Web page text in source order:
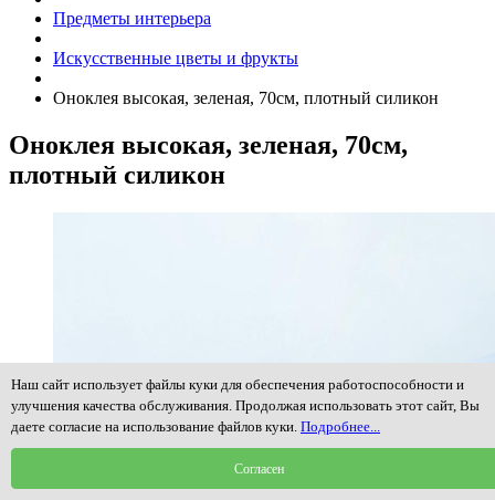
Предметы интерьера
Искусственные цветы и фрукты
Оноклея высокая, зеленая, 70см, плотный силикон
Оноклея высокая, зеленая, 70см,
плотный силикон
Наш сайт использует файлы куки для обеспечения работоспособности и
улучшения качества обслуживания. Продолжая использовать этот сайт, Вы
даете согласие на использование файлов куки. Подробнее...
Согласен